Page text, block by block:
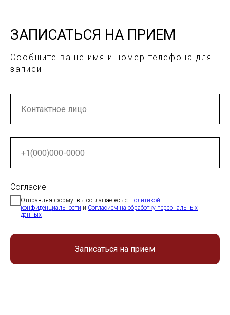
ЗАПИСАТЬСЯ НА ПРИЕМ
Сообщите ваше имя и номер телефона для
записи
Согласие
Отправляя форму, вы соглашаетесь с Политикой
конфиденциальности и Согласием на обработку персональных
данных
Записаться на прием